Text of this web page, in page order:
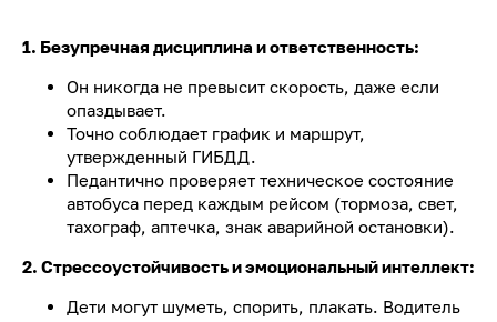
1. Безупречная дисциплина и ответственность:
Он никогда не превысит скорость, даже если
опаздывает.
Точно соблюдает график и маршрут,
утвержденный ГИБДД.
Педантично проверяет техническое состояние
автобуса перед каждым рейсом (тормоза, свет,
тахограф, аптечка, знак аварийной остановки).
2. Стрессоустойчивость и эмоциональный интеллект:
Дети могут шуметь, спорить, плакать. Водитель